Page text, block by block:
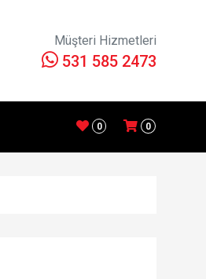
Müşteri Hizmetleri
531 585 2473
0 0